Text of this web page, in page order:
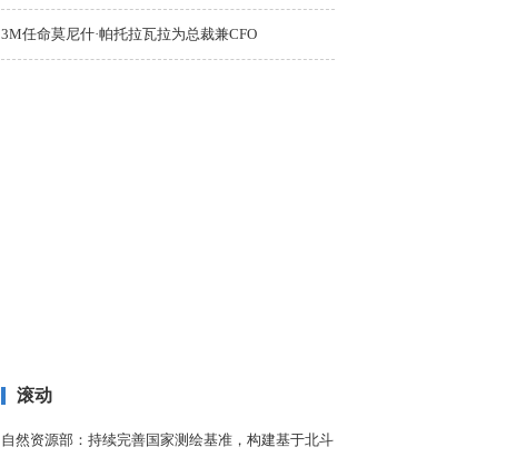
3M任命莫尼什·帕托拉瓦拉为总裁兼CFO
滚动
自然资源部：持续完善国家测绘基准，构建基于北斗